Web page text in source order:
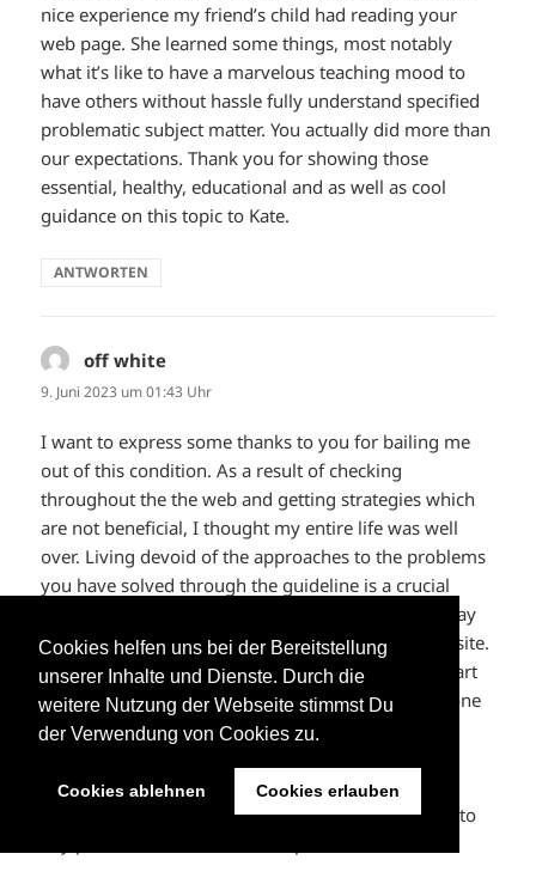
Cookies helfen uns bei der Bereitstellung
unserer Inhalte und Dienste. Durch die
weitere Nutzung der Webseite stimmst Du
der Verwendung von Cookies zu.
Cookies ablehnen Cookies erlauben
nice experience my friend’s child had reading your
web page. She learned some things, most notably
what it’s like to have a marvelous teaching mood to
have others without hassle fully understand specified
problematic subject matter. You actually did more than
our expectations. Thank you for showing those
essential, healthy, educational and as well as cool
guidance on this topic to Kate.
ANTWORTEN
off white
9. Juni 2023 um 01:43 Uhr
I want to express some thanks to you for bailing me
out of this condition. As a result of checking
throughout the the web and getting strategies which
are not beneficial, I thought my entire life was well
over. Living devoid of the approaches to the problems
you have solved through the guideline is a crucial
case, and the kind which may have in a negative way
affected my career if I hadn’t encountered the website.
The training and kindness in maneuvering every part
was very useful. I’m not sure what I would have done
if I had not come upon such a stuff like this. It’s
Thank you so much for this professional and result
oriented guide. I will not hesitate to refer your site to